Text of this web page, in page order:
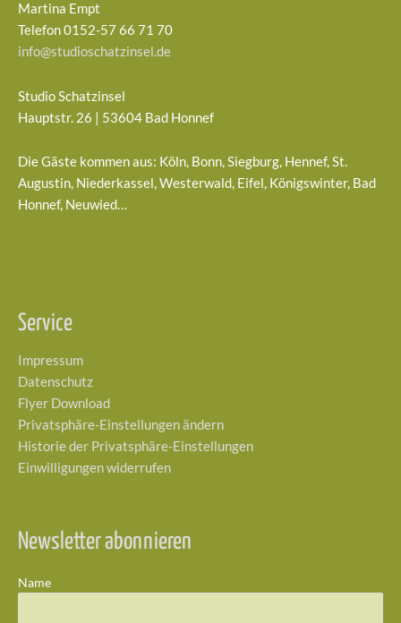
Martina Empt
Telefon 0152-57 66 71 70
info@studioschatzinsel.de
Studio Schatzinsel
Hauptstr. 26 | 53604 Bad Honnef
Die Gäste kommen aus: Köln, Bonn, Siegburg, Hennef, St.
Augustin, Niederkassel, Westerwald, Eifel, Königswinter, Bad
Honnef, Neuwied…
Service
Impressum
Datenschutz
Flyer Download
Privatsphäre-Einstellungen ändern
Historie der Privatsphäre-Einstellungen
Einwilligungen widerrufen
Newsletter abonnieren
Name